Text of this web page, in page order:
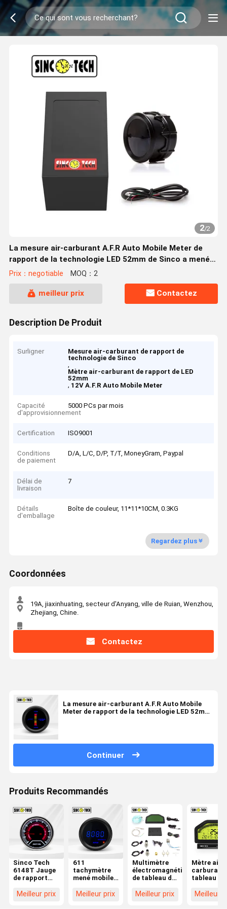
2/2
La mesure air-carburant A.F.R Auto Mobile Meter de
rapport de la technologie LED 52mm de Sinco a mené
l'affichage
Prix：negotiable MOQ：2
meilleur prix Contactez
Description De Produit
Surligner
Mesure air-carburant de rapport de
technologie de Sinco
,
Mètre air-carburant de rapport de LED
52mm
, 12V A.F.R Auto Mobile Meter
Capacité
d'approvisionnement
5000 PCs par mois
Certification ISO9001
Conditions
de paiement
D/A, L/C, D/P, T/T, MoneyGram, Paypal
Délai de
livraison
7
Détails
d'emballage
Boîte de couleur, 11*11*10CM, 0.3KG
Regardez plus
Coordonnées
19A, jiaxinhuating, secteur d'Anyang, ville de Ruian, Wenzhou,
Zhejiang, Chine.
Contactez
La mesure air-carburant A.F.R Auto Mobile
Meter de rapport de la technologie LED 52mm
Continuer
Produits Recommandés
Sinco Tech
6148T Jauge
de rapport
A.F.R Auto
Meilleur prix
611
tachymètre
mené mobile
la série 8021
Meilleur prix
Multimètre
électromagnétique
de tableau de
voiture du
Meilleur prix
Mètre air-
carburant
tableau de
voiture de
Meilleur